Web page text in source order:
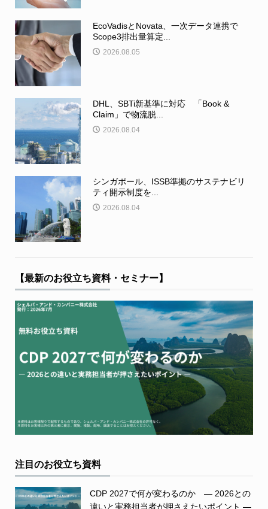
EcoVadisとNovata、一次データ連携で
Scope3排出量算定...
2026.08.05
DHL、SBTi新基準に対応 「Book &
Claim」で物流脱...
2026.08.04
シンガポール、ISSB準拠のサステナビリ
ティ開示制度を...
2026.08.04
【最新のお役立ち資料・セミナー】
注目のお役立ち資料
CDP 2027で何が変わるのか ― 2026との
違いと実務担当者が押さえたいポイント ―